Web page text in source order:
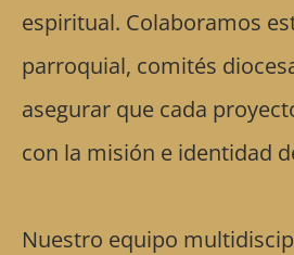
espiritual. Colaboramos
parroquial, comités
asegurar que cada
con la misión e identidad
Nuestro equipo